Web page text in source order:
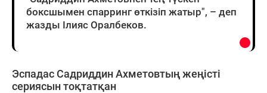
боксшымен спарринг өткізіп жатыр", – деп
жазды Ілияс Оралбеков.
Эспадас Садриддин Ахметовтың жеңісті
сериясын тоқтатқан